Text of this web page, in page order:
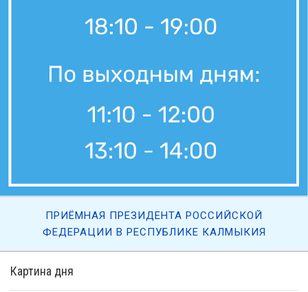
Картина дня
ПРИЁМНАЯ ПРЕЗИДЕНТА РОССИЙСКОЙ
ФЕДЕРАЦИИ В РЕСПУБЛИКЕ КАЛМЫКИЯ